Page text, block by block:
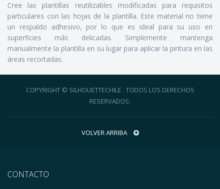
Cree las plantillas reutilizables modificadas para requisitos
particulares con las hojas de la plantilla. Este material no tiene
un respaldo adhesivo, por lo que es ideal para su uso en
superficies más delicadas. Simplemente mantenga
manualmente la plantilla en su lugar para aplicar la pintura en las
áreas recortadas.
COPYRIGHT © SILHOUETTECHILE . TODOS LOS DERECHOS
RESERVADOS.
VOLVER ARRIBA
CONTACTO